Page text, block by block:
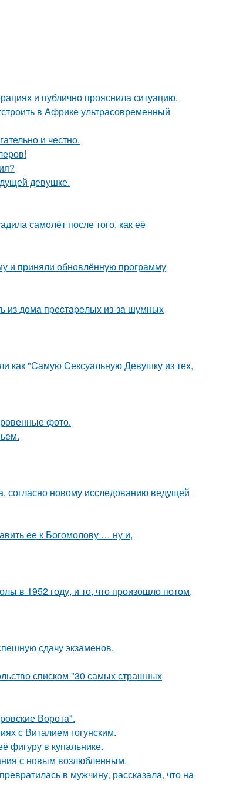
и публично прояснила ситуацию.
в Африке ультрасовременный
и честно.
девушке.
самолёт после того, как её
и приняли обновлённую программу
из дoмa пpecтapeлых из-зa шумных
как "Самую Сексуальную Девушку из тех,
фото.
согласно новому исследованию ведущей
ее к Богомолову … ну и,
в 1952 году, и то, что произошло потом,
сдачу экзаменов.
списком "30 самых страшных
Ворота".
с Виталием гогунским.
фигуру в купальнике.
с новым возлюбленным.
в мужчину, рассказала, что на